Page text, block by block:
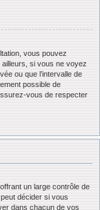
vous pouvez
si vous ne voyez
ou que l’intervalle de
possible de
vous de respecter
un large contrôle de
décider si vous
dans chacun de vos